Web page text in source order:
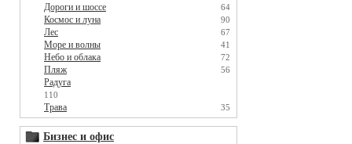
Дороги и шоссе 64
Космос и луна 90
Лес 67
Море и волны 41
Небо и облака 72
Пляж 56
Радуга
110
Трава 35
Бизнес и офис